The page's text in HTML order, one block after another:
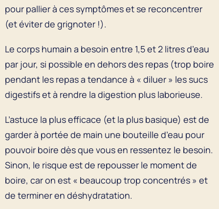
pour pallier à ces symptômes et se reconcentrer
(et éviter de grignoter !).
Le corps humain a besoin entre 1,5 et 2 litres d’eau
par jour, si possible en dehors des repas (trop boire
pendant les repas a tendance à « diluer » les sucs
digestifs et à rendre la digestion plus laborieuse.
L’astuce la plus efficace (et la plus basique) est de
garder à portée de main une bouteille d’eau pour
pouvoir boire dès que vous en ressentez le besoin.
Sinon, le risque est de repousser le moment de
boire, car on est « beaucoup trop concentrés » et
de terminer en déshydratation.